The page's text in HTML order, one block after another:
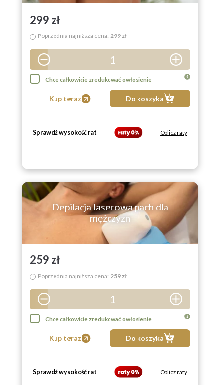
299 zł
i Poprzednia najniższa cena: 299 zł
1
2
3
4
6
8
9
Chce całkowicie zredukować owłosienie
Kup teraz Do koszyka
Sprawdź wysokość rat Oblicz raty
Depilacja laserowa pach dla
mężczyzn
259 zł
i Poprzednia najniższa cena: 259 zł
1
2
3
4
6
Chce całkowicie zredukować owłosienie
Kup teraz Do koszyka
Sprawdź wysokość rat Oblicz raty